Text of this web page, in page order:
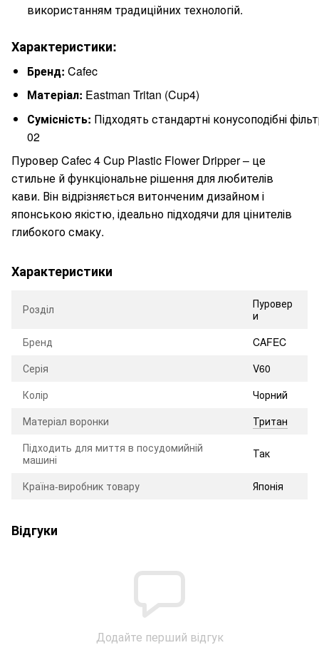
використанням традиційних технологій.
Характеристики:
Бренд: Cafec
Матеріал: Eastman Tritan (Cup4)
Сумісність: Підходять стандартні конусоподібні
02
Пуровер Cafec 4 Cup Plastic Flower Dripper – це
стильне й функціональне рішення для любителів
кави. Він відрізняється витонченим дизайном і
японською якістю, ідеально підходячи для цінителів
глибокого смаку.
Характеристики
Розділ
Пуровер
и
Бренд
CAFEC
Серія
V60
Колір
Чорний
Матеріал воронки
Тритан
Підходить для миття в посудомийній
машині
Так
Країна-виробник товару Японія
Відгуки
Додайте перший відгук